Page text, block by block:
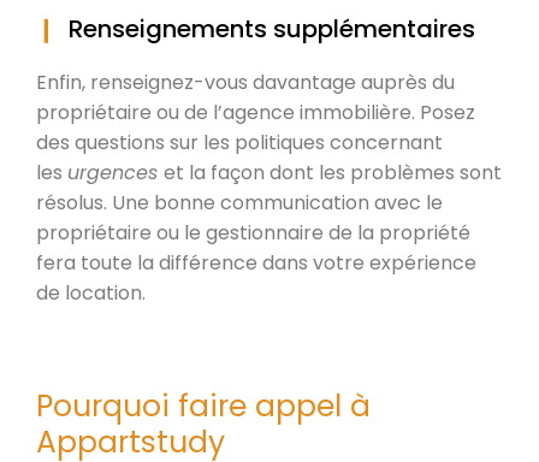
Renseignements supplémentaires
Enfin, renseignez-vous davantage auprès du
propriétaire ou de l’agence immobilière. Posez
des questions sur les politiques concernant
les urgences et la façon dont les problèmes sont
résolus. Une bonne communication avec le
propriétaire ou le gestionnaire de la propriété
fera toute la différence dans votre expérience
de location.
Pourquoi faire appel à
Appartstudy